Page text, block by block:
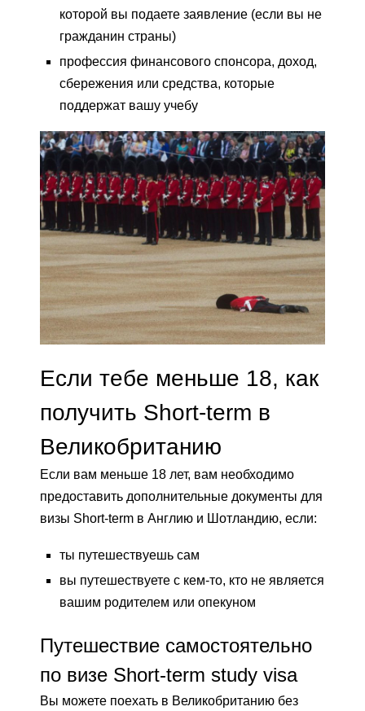
которой вы подаете заявление (если вы не
гражданин страны)
профессия финансового спонсора, доход,
сбережения или средства, которые
поддержат вашу учебу
Если тебе меньше 18, как
получить Short-term в
Великобританию
Если вам меньше 18 лет, вам необходимо
предоставить дополнительные документы для
визы Short-term в Англию и Шотландию, если:
ты путешествуешь сам
вы путешествуете с кем-то, кто не является
вашим родителем или опекуном
Путешествие самостоятельно
по визе Short-term study visa
Вы можете поехать в Великобританию без